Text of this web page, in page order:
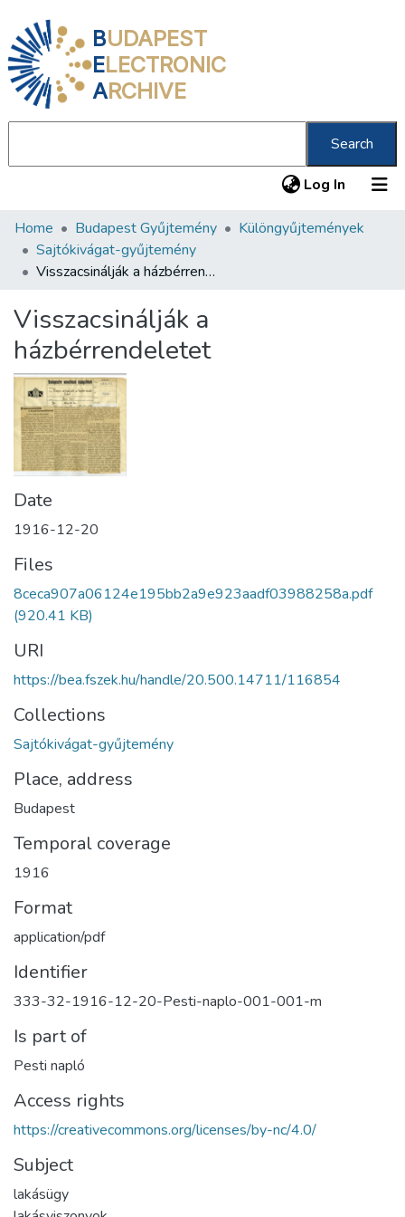
BUDAPEST
ELECTRONIC
ARCHIVE
Search
Log In (current)
Communities & Collections
All of DSpace
About us
Home Budapest Gyűjtemény
Különgyűjtemények
Sajtókivágat-gyűjtemény
Visszacsinálják a házbérrendeletet
Visszacsinálják a
házbérrendeletet
Date
1916-12-20
Files
8ceca907a06124e195bb2a9e923aadf03988258a.pdf
(920.41 KB)
URI
https://bea.fszek.hu/handle/20.500.14711/116854
Collections
Sajtókivágat-gyűjtemény
Place, address
Budapest
Temporal coverage
1916
Format
application/pdf
Identifier
333-32-1916-12-20-Pesti-naplo-001-001-m
Is part of
Pesti napló
Access rights
https://creativecommons.org/licenses/by-nc/4.0/
Subject
lakásügy